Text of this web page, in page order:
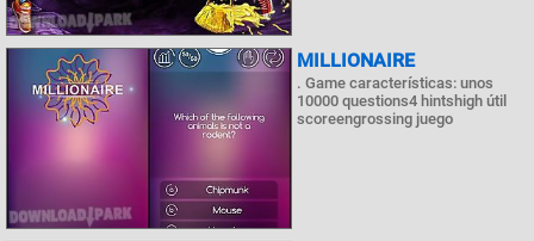
MILLIONAIRE
. Game características: unos
10000 questions4 hintshigh útil
scoreengrossing juego